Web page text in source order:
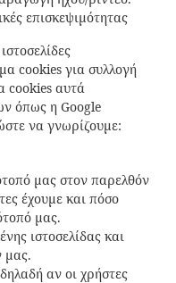
επισκεψιμότητας
cookies για συλλογή
cookies αυτά
όπως η Google
να γνωρίζουμε:
μας στον παρελθόν
έχουμε και πόσο
μας.
ιστοσελίδας και
μας.
αν οι χρήστες